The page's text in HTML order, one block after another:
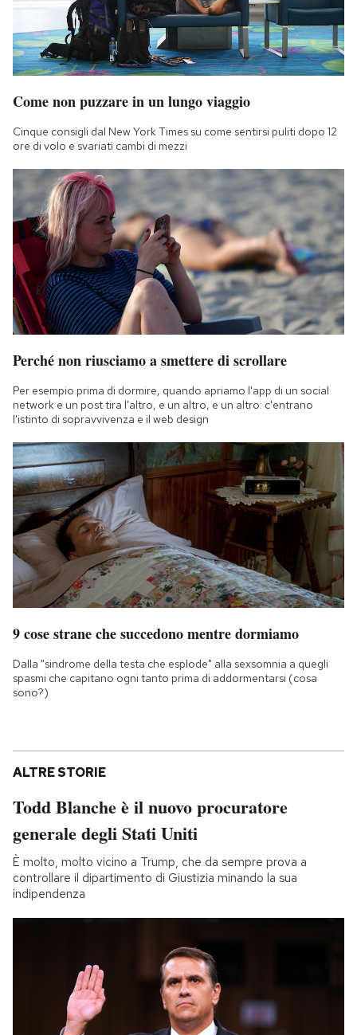
Come non puzzare in un lungo viaggio
Cinque consigli dal New York Times su come sentirsi puliti dopo 12
ore di volo e svariati cambi di mezzi
Perché non riusciamo a smettere di scrollare
Per esempio prima di dormire, quando apriamo l'app di un social
network e un post tira l'altro, e un altro, e un altro: c'entrano
l'istinto di sopravvivenza e il web design
9 cose strane che succedono mentre dormiamo
Dalla "sindrome della testa che esplode" alla sexsomnia a quegli
spasmi che capitano ogni tanto prima di addormentarsi (cosa
sono?)
ALTRE STORIE
Todd Blanche è il nuovo procuratore
generale degli Stati Uniti
È molto, molto vicino a Trump, che da sempre prova a
controllare il dipartimento di Giustizia minando la sua
indipendenza